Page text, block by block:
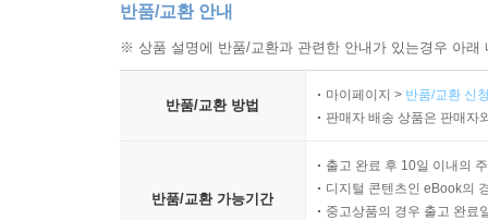
반품/교환 안내
※ 상품 설명에 반품/교환과 관련한 안내가 있는경우 아
반품/교환 방법
마이페이지 > 반품/교환 신
판매자 배송 상품은 판매자
반품/교환 가능기간
출고 완료 후 10일 이내의
디지털 콘텐츠인 eBook의
중고상품의 경우 출고 완료